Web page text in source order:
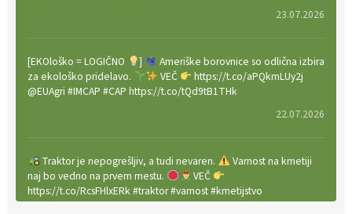
23.07.2026
[EKOloško = LOGIČNO ]
Ameriške borovnice so odlična izbira
za ekološko pridelavo.
VEČ
https://t.co/aPQkmLUy2j
@EUAgri #IMCAP #CAP https://t.co/tQd9tB1THk
22.07.2026
Traktor je nepogrešljiv, a tudi nevaren.
Varnost na kmetiji
naj bo vedno na prvem mestu.
VEČ
https://t.co/RcsFHlxERk #traktor #varnost #kmetijstvo
https://t.co/L4Er80AtXS